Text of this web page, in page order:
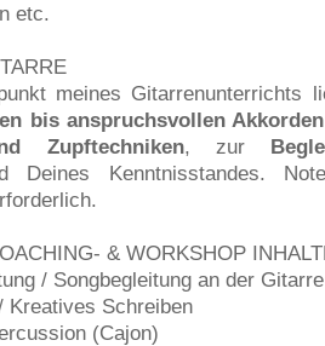
etc.
meines Gitarrenunterrichts
bis anspruchsvollen
Zupftechniken, zur
Deines Kenntnisstandes.
& WORKSHOP
/ Songbegleitung an der
Kreatives Schreiben
(Cajon)